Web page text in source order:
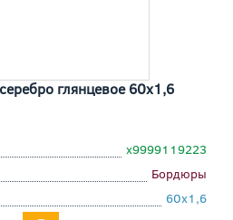
глянцевое 60x1,6
х9999119223
Бордюры
60x1,6